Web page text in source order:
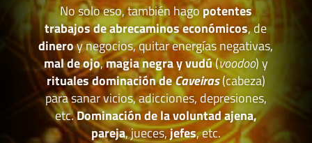
No solo eso, también hagopotentes
trabajos de abrecaminos económicos, de
dineroy negocios, quitar energías negativas,
mal de ojo,magia negra y vudú(voodoo) y
rituales dominación deCaveiras(cabeza)
para sanar vicios, adicciones, depresiones,
etc.Dominación de la voluntad ajena,
pareja, jueces,jefes, etc.